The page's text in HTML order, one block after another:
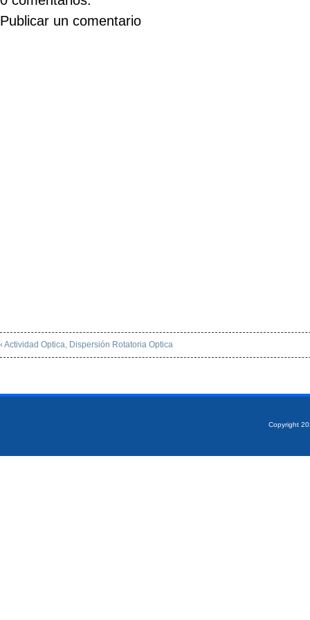
Publicar un comentario
‹ Actividad Optica, Dispersión Rotatoria Optica
Copyright